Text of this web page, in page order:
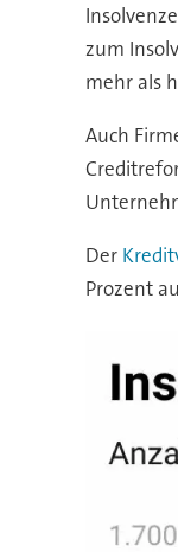
zum
mehr als
Auch
Der
Prozent